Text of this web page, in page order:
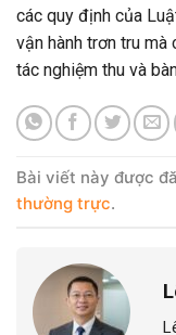
các quy định của
vận hành trơn tru
tác nghiệm thu và
Bài viết này được
thường trực.